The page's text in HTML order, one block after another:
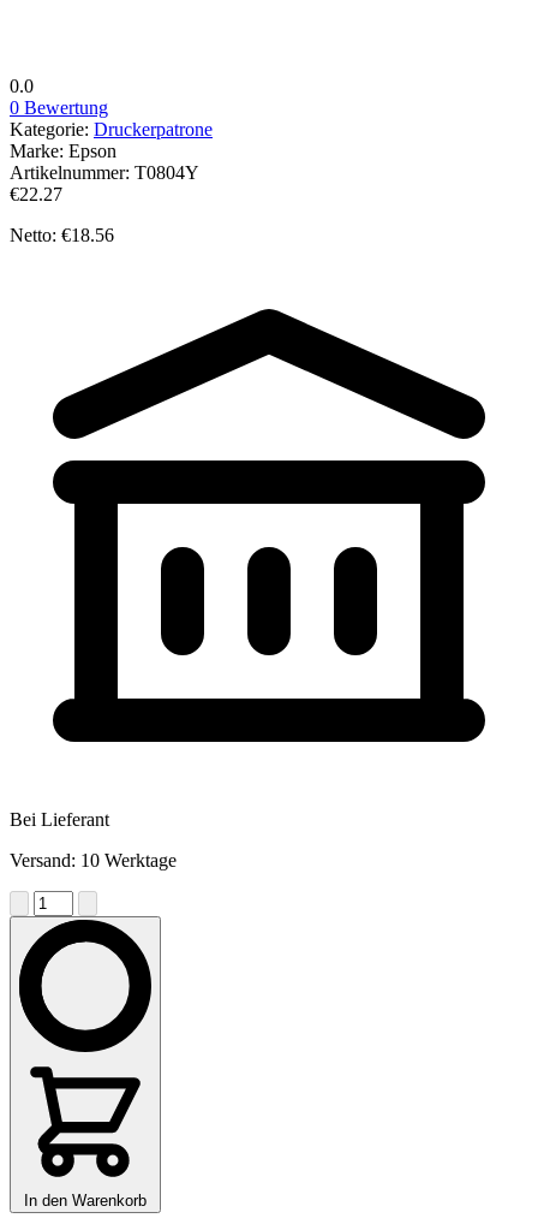
0.0
0 Bewertung
Kategorie: Druckerpatrone
Marke: Epson
Artikelnummer: T0804Y
€22.27
Netto: €18.56
Bei Lieferant
Versand: 10 Werktage
In den Warenkorb